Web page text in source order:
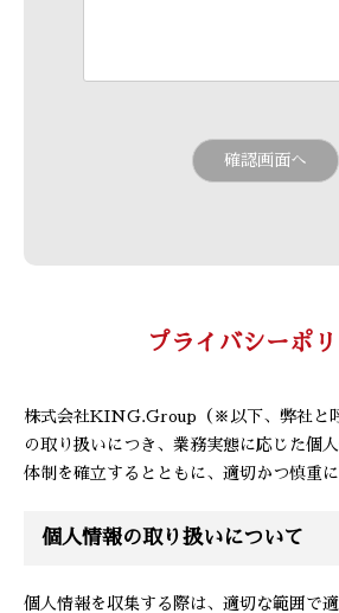
プライバシーポ
株式会社KING.Group（※以下、弊社と
の取り扱いにつき、業務実態に応じた個
体制を確立するとともに、適切かつ慎重
個人情報の取り扱いについて
個人情報を収集する際は、適切な範囲で